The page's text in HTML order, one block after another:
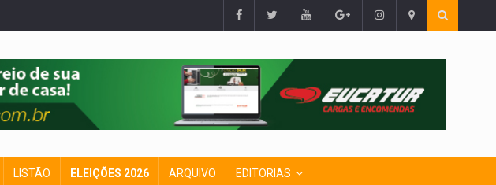
LISTÃO ELEIÇÕES 2026 ARQUIVO EDITORIAS